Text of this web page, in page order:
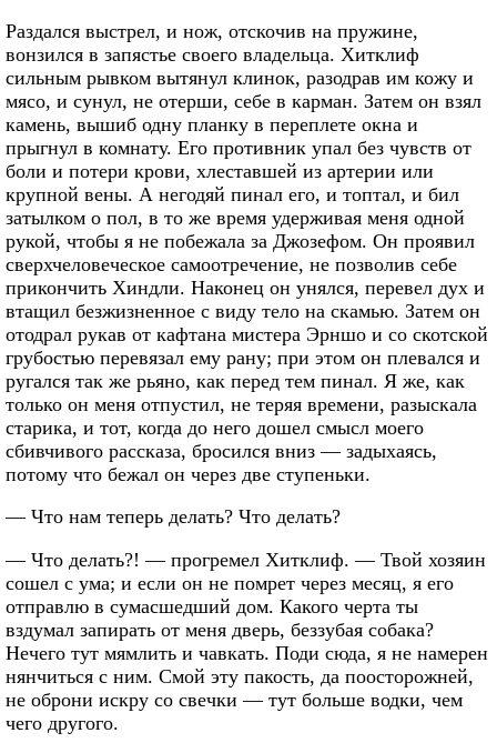
Раздался выстрел, и нож, отскочив на пружине,
вонзился в запястье своего владельца. Хитклиф
сильным рывком вытянул клинок, разодрав им кожу и
мясо, и сунул, не отерши, себе в карман. Затем он взял
камень, вышиб одну планку в переплете окна и
прыгнул в комнату. Его противник упал без чувств от
боли и потери крови, хлеставшей из артерии или
крупной вены. А негодяй пинал его, и топтал, и бил
затылком о пол, в то же время удерживая меня одной
рукой, чтобы я не побежала за Джозефом. Он проявил
сверхчеловеческое самоотречение, не позволив себе
прикончить Хиндли. Наконец он унялся, перевел дух и
втащил безжизненное с виду тело на скамью. Затем он
отодрал рукав от кафтана мистера Эрншо и со скотской
грубостью перевязал ему рану; при этом он плевался и
ругался так же рьяно, как перед тем пинал. Я же, как
только он меня отпустил, не теряя времени, разыскала
старика, и тот, когда до него дошел смысл моего
сбивчивого рассказа, бросился вниз — задыхаясь,
потому что бежал он через две ступеньки.
— Что нам теперь делать? Что делать?
— Что делать?! — прогремел Хитклиф. — Твой хозяин
сошел с ума; и если он не помрет через месяц, я его
отправлю в сумасшедший дом. Какого черта ты
вздумал запирать от меня дверь, беззубая собака?
Нечего тут мямлить и чавкать. Поди сюда, я не намерен
нянчиться с ним. Смой эту пакость, да поосторожней,
не оброни искру со свечки — тут больше водки, чем
чего другого.